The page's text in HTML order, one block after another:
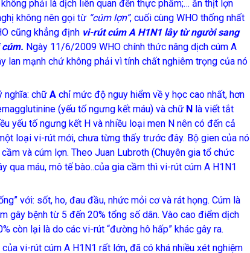
phải là dịch liên quan đến thực phẩm;… ăn thịt lợn
không nên gọi từ “cúm lợn”, cuối cùng WHO thống nhất
cũng khẳng định vi-rút cúm A H1N1 lây từ người sang
Ngày 11/6/2009 WHO chính thức nâng dịch cúm A
lan mạnh chứ không phải vì tính chất nghiêm trọng của nó
nghĩa: chữ A chỉ mức độ nguy hiểm về y học cao nhất, hơn
(yếu tố ngưng kết máu) và chữ N là viết tắt
yếu tố ngưng kết H và nhiều loại men N nên có đến cả
loại vi-rút mới, chưa từng thấy trước đây. Bộ gien của nó
và cúm lợn. Theo Juan Lubroth (Chuyên gia tổ chức
qua máu, mô tế bào..của gia cầm thì vi-rút cúm A H1N1
với: sốt, ho, đau đầu, nhức mỏi cơ và rát họng. Cúm là
gây bệnh từ 5 đến 20% tổng số dân. Vào cao điểm dịch
còn lại là do các vi-rút “đường hô hấp” khác gây ra.
vi-rút cúm A H1N1 rất lớn, đã có khá nhiều xét nghiệm